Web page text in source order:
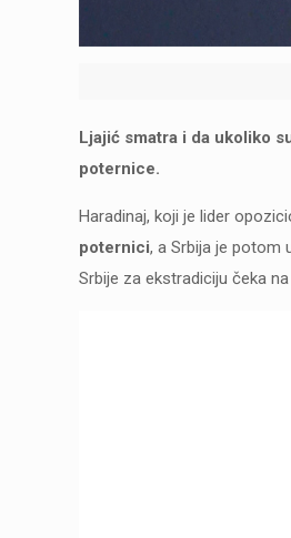
Ljajić smatra i da ukoliko
poternice.
Haradinaj, koji je lider
poternici, a Srbija je potom
Srbije za ekstradiciju čeka